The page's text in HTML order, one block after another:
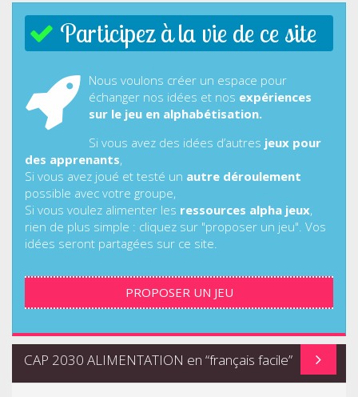
Participez à la vie de ce site
Nous voulons créer un espace pour
échanger nos idées et nos expériences
sur le jeu en alphabétisation.
Si vous avez des idées d’autres jeux pour
des apprenants,
Si vous avez joué et testé un autre déroulement
possible avec votre groupe,
Si vous voulez alimenter les ressources alpha jeux,
rien de plus simple : cliquez sur "proposer un jeu". Vos
idées seront partagées sur ce site.
PROPOSER UN JEU
CAP 2030 ALIMENTATION en “français facile”